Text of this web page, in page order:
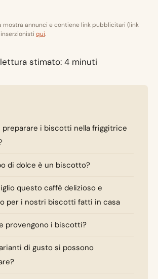
mostra annunci e contiene link pubblicitari (link
inserzionisti qui.
stimato: 4 minuti
preparare i biscotti nella friggitrice
di dolce è un biscotto?
questo caffè delizioso e
per i nostri biscotti fatti in casa
provengono i biscotti?
di gusto si possono